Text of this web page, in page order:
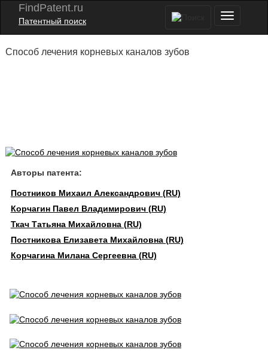
FindPatent.ru
Патентный поиск
Способ лечения корневых каналов зубов
Авторы патента:
Постников Михаил Александрович (RU)
Корчагин Павел Владимирович (RU)
Ткач Татьяна Михайловна (RU)
Постникова Елизавета Михайловна (RU)
Корчагина Милана Сергеевна (RU)